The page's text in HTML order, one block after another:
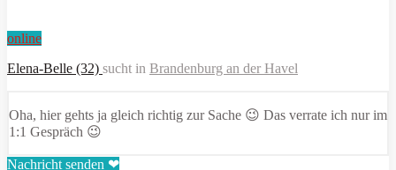
online
Elena-Belle (32) sucht in Brandenburg an der Havel
Oha, hier gehts ja gleich richtig zur Sache 😉 Das verrate ich nur im
1:1 Gespräch 😉
Nachricht senden ❤